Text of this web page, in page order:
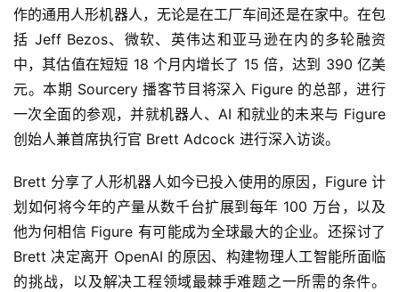
作的通用人形机器人，无论是在工厂车间还是在家中。在包
括 Jeff Bezos、微软、英伟达和亚马逊在内的多轮融资
中，其估​​值在短短 18 个月内增长了 15 倍，达到 390 亿美
元。本期 Sourcery 播客节目将深入 Figure 的总部，进行
一次全面的参观，并就机器人、AI 和就业的未来与 Figure
创始人兼首席执行官 Brett Adcock 进行深入访谈。
Brett 分享了人形机器人如今已投入使用的原因，Figure 计
划如何将今年的产量从数千台扩展到每年 100 万台，以及
他为何相信 Figure 有可能成为全球最大的企业。还探讨了
Brett 决定离开 OpenAI 的原因、构建物理人工智能所面临
的挑战，以及解决工程领域最棘手难题之一所需的条件。